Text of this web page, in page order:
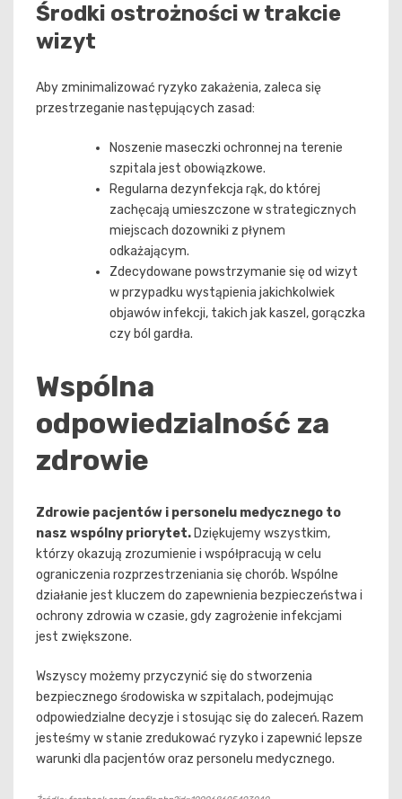
Środki ostrożności w trakcie
wizyt
Aby zminimalizować ryzyko zakażenia, zaleca się
przestrzeganie następujących zasad:
Noszenie maseczki ochronnej na terenie
szpitala jest obowiązkowe.
Regularna dezynfekcja rąk, do której
zachęcają umieszczone w strategicznych
miejscach dozowniki z płynem
odkażającym.
Zdecydowane powstrzymanie się od wizyt
w przypadku wystąpienia jakichkolwiek
objawów infekcji, takich jak kaszel, gorączka
czy ból gardła.
Wspólna
odpowiedzialność za
zdrowie
Zdrowie pacjentów i personelu medycznego to
nasz wspólny priorytet. Dziękujemy wszystkim,
którzy okazują zrozumienie i współpracują w celu
ograniczenia rozprzestrzeniania się chorób. Wspólne
działanie jest kluczem do zapewnienia bezpieczeństwa i
ochrony zdrowia w czasie, gdy zagrożenie infekcjami
jest zwiększone.
Wszyscy możemy przyczynić się do stworzenia
bezpiecznego środowiska w szpitalach, podejmując
odpowiedzialne decyzje i stosując się do zaleceń. Razem
jesteśmy w stanie zredukować ryzyko i zapewnić lepsze
warunki dla pacjentów oraz personelu medycznego.